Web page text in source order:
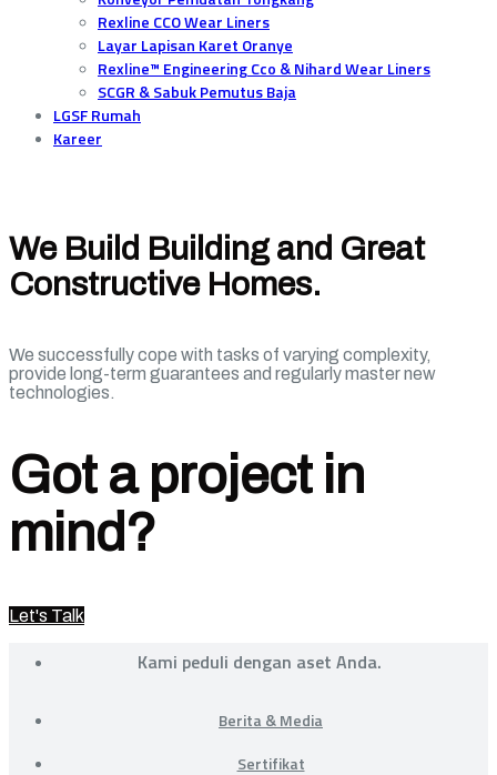
Rexline CCO Wear Liners
Layar Lapisan Karet Oranye
Rexline™ Engineering Cco & Nihard Wear Liners
SCGR & Sabuk Pemutus Baja
LGSF Rumah
Kareer
We Build Building and Great
Constructive Homes.
We successfully cope with tasks of varying complexity,
provide long-term guarantees and regularly master new
technologies.
Got a project in
mind?
Let's Talk
Kami peduli dengan aset Anda.
Berita & Media
Sertifikat